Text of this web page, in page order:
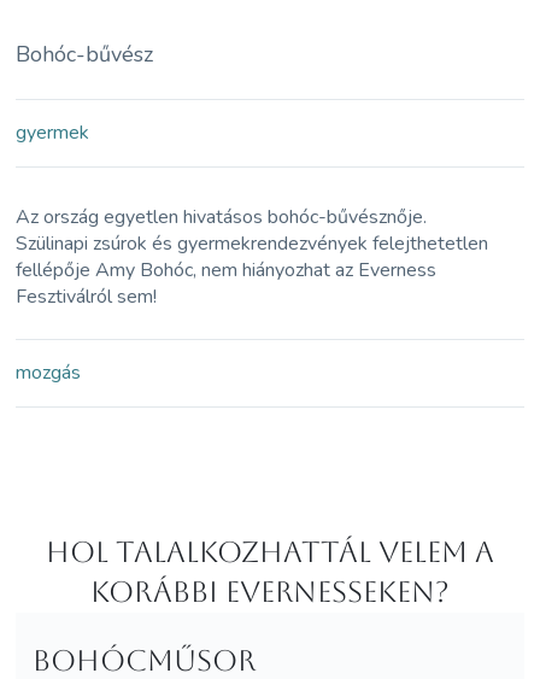
Bohóc-bűvész
gyermek
Az ország egyetlen hivatásos bohóc-bűvésznője.
Szülinapi zsúrok és gyermekrendezvények felejthetetlen
fellépője Amy Bohóc, nem hiányozhat az Everness
Fesztiválról sem!
mozgás
Hol Talalkozhattál velem a
korábbi Evernesseken?
Bohócműsor